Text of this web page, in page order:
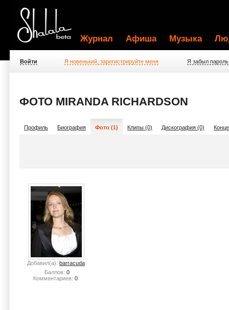
Журнал Афиша Музыка
Войти Я новенький, зарегистрируйте меня Я забыл пароль
ФОТО MIRANDA RICHARDSON
Профиль Биография Фото (1) Клипы (0) Дискография (0)
Добавил(а): barracuda
Баллов: 0
Комментариев: 0